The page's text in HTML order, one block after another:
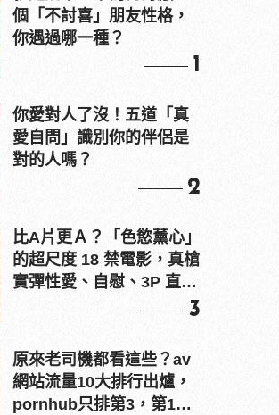
個「不討喜」朋友性格，
你遇過哪一種？
1
你愛對人了沒！五道「真
愛自問」識別你的伴侶是
對的人嗎？
2
比A片更Ａ？「色慾薰心」
的超尺度 18 禁電影，真槍
實彈性愛、自慰、3P 直接
3
原來老司機都看這些？av
網站流量10大排行出爐，
pornhub只排第3，第1名